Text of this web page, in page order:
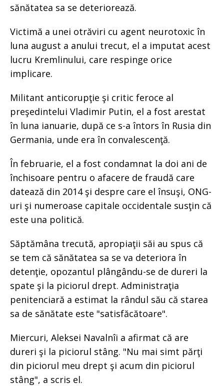
sănătatea sa se deteriorează.
Victimă a unei otrăviri cu agent neurotoxic în
luna august a anului trecut, el a imputat acest
lucru Kremlinului, care respinge orice
implicare.
Militant anticorupţie şi critic feroce al
preşedintelui Vladimir Putin, el a fost arestat
în luna ianuarie, după ce s-a întors în Rusia din
Germania, unde era în convalescenţă.
În februarie, el a fost condamnat la doi ani de
închisoare pentru o afacere de fraudă care
datează din 2014 şi despre care el însuşi, ONG-
uri şi numeroase capitale occidentale susţin că
este una politică.
Săptămâna trecută, apropiaţii săi au spus că
se tem că sănătatea sa se va deteriora în
detenţie, opozantul plângându-se de dureri la
spate şi la piciorul drept. Administraţia
penitenciară a estimat la rândul său că starea
sa de sănătate este "satisfăcătoare".
Miercuri, Aleksei Navalnîi a afirmat că are
dureri şi la piciorul stâng. "Nu mai simt părţi
din piciorul meu drept şi acum din piciorul
stâng", a scris el.